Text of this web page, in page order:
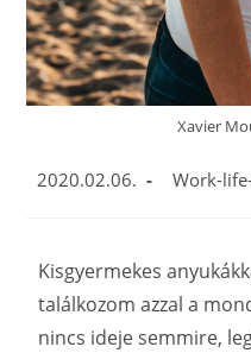
Xavier
2020.02.06. Work-
Kisgyermekes
találkozom azzal a
nincs ideje semmire,